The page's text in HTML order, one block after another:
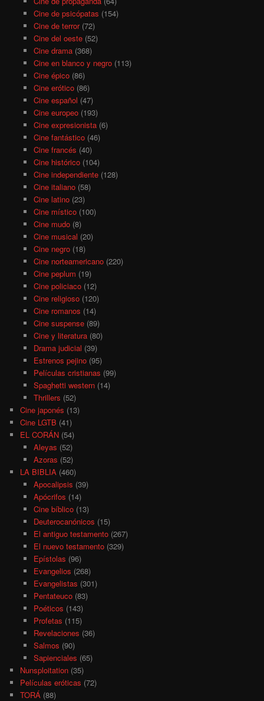
Cine de psicópatas (154)
Cine de terror(72)
Cine del oeste(52)
Cine drama(368)
Cine en blanco y negro(113)
Cine épico(86)
Cine erótico(86)
Cine español (47)
Cine europeo(193)
Cine expresionista(6)
Cine fantástico(46)
Cine francés (40)
Cine histórico(104)
Cine independiente(128)
Cine italiano(58)
Cine latino(23)
Cine místico(100)
Cine mudo(8)
Cine musical (20)
Cine negro(18)
Cine norteamericano(220)
Cine peplum (19)
Cine policiaco(12)
Cine religioso(120)
Cine romanos (14)
Cine suspense(89)
Cine y literatura(80)
Drama judicial (39)
Estrenos pejino(95)
Películas cristianas (99)
Spaghetti western(14)
Thrillers (52)
Cine japonés (13)
Cine LGTB (41)
EL CORÁN (54)
Aleyas (52)
Azoras (52)
LA BIBLIA (460)
Apocalipsis (39)
Apócrifos (14)
Cine bíblico(13)
Deuterocanónicos (15)
El antiguo testamento(267)
El nuevo testamento(329)
Epístolas (96)
Evangelios (268)
Evangelistas (301)
Pentateuco(83)
Poéticos (143)
Profetas (115)
Revelaciones (36)
Salmos (90)
Sapienciales (65)
Nunsploitation (35)
Películas eróticas (72)
TORÁ (88)